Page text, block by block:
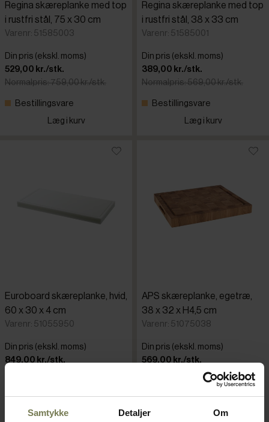
Samtykke Detaljer Om
Regina skæreplanke med top
i rustfri stål, 75 x 30 cm
Varenr: 51585003
Din pris (ekskl. moms)
529,00 kr./stk.
Normalpris: 759,00 kr./stk.
Bestillingsvare
Læg i kurv
Regina skæreplanke med top
i rustfri stål, 38 x 33 cm
Varenr: 51585001
Din pris (ekskl. moms)
389,00 kr./stk.
Normalpris: 569,00 kr./stk.
Bestillingsvare
Læg i kurv
Euroboard skæreplanke, hvid,
60 x 30 x 4 cm
Varenr: 51055950
Din pris (ekskl. moms)
849,00 kr./stk.
Læg i kurv
APS skæreplanke, egetræ,
38 x 32 x H4,5 cm
Varenr: 51075038
Din pris (ekskl. moms)
569,00 kr./stk.
Læg i kurv